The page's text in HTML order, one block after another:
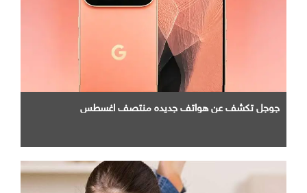
جوجل تكشف عن هواتف جديده منتصف اغسطس